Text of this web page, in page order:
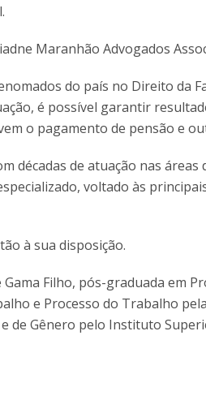
a Ariadne Maranhão
do país no Direito da
é possível garantir
o pagamento de pensão e
décadas de atuação nas áreas
voltado às
à sua disposição.
Filho, pós-graduada em
e Processo do Trabalho
Gênero pelo Instituto